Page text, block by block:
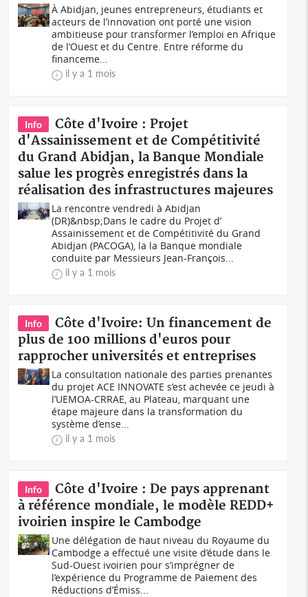
À Abidjan, jeunes entrepreneurs, étudiants et
acteurs de l’innovation ont porté une vision
ambitieuse pour transformer l’emploi en Afrique
de l’Ouest et du Centre. Entre réforme du
financeme...
il y a 1 mois
Info
Côte d'Ivoire : Projet
d'Assainissement et de Compétitivité
du Grand Abidjan, la Banque Mondiale
salue les progrès enregistrés dans la
réalisation des infrastructures majeures
La rencontre vendredi à Abidjan
(DR)&nbsp;Dans le cadre du Projet d’
Assainissement et de Compétitivité du Grand
Abidjan (PACOGA), la la Banque mondiale
conduite par Messieurs Jean-François...
il y a 1 mois
Info
Côte d'Ivoire: Un financement de
plus de 100 millions d'euros pour
rapprocher universités et entreprises
La consultation nationale des parties prenantes
du projet ACE INNOVATE s’est achevée ce jeudi à
l’UEMOA-CRRAE, au Plateau, marquant une
étape majeure dans la transformation du
système d’ense...
il y a 1 mois
Info
Côte d'Ivoire : De pays apprenant
à référence mondiale, le modèle REDD+
ivoirien inspire le Cambodge
Une délégation de haut niveau du Royaume du
Cambodge a effectué une visite d’étude dans le
Sud-Ouest ivoirien pour s’imprégner de
l’expérience du Programme de Paiement des
Réductions d’Émiss...